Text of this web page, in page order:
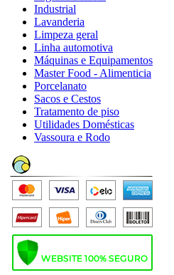
Industrial
Lavanderia
Limpeza geral
Linha automotiva
Máquinas e Equipamentos
Master Food - Alimenticia
Porcelanato
Sacos e Cestos
Tratamento de piso
Utilidades Domésticas
Vassoura e Rodo